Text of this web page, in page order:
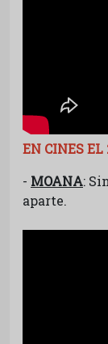
EN CINES
- MOANA:
aparte.